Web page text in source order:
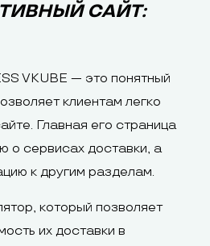
САЙТ:
VKUBE — это понятный
клиентам легко
Главная его страница
о сервисах доставки, а
к другим разделам.
который позволяет
их доставки в